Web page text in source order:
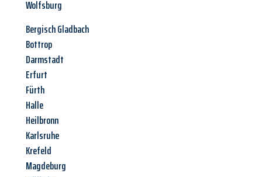
Wolfsburg
Bergisch Gladbach
Bottrop
Darmstadt
Erfurt
Fürth
Halle
Heilbronn
Karlsruhe
Krefeld
Magdeburg